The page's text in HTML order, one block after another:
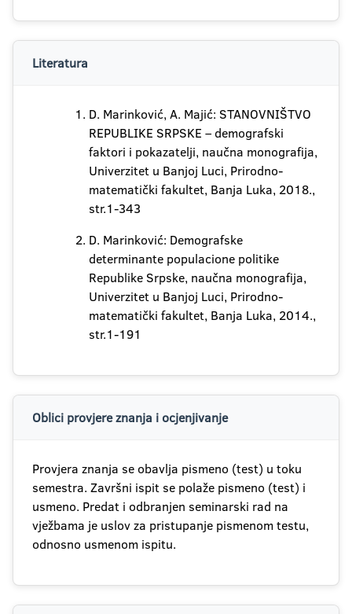
Literatura
D. Marinković, A. Majić: STANOVNIŠTVO
REPUBLIKE SRPSKE – demografski
faktori i pokazatelji, naučna monografija,
Univerzitet u Banjoj Luci, Prirodno-
matematički fakultet, Banja Luka, 2018.,
str.1-343
D. Marinković: Demografske
determinante populacione politike
Republike Srpske, naučna monografija,
Univerzitet u Banjoj Luci, Prirodno-
matematički fakultet, Banja Luka, 2014.,
str.1-191
Oblici provjere znanja i ocjenjivanje
Provjera znanja se obavlja pismeno (test) u toku
semestra. Završni ispit se polaže pismeno (test) i
usmeno. Predat i odbranjen seminarski rad na
vježbama je uslov za pristupanje pismenom testu,
odnosno usmenom ispitu.